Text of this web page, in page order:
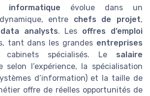
informatique évolue dans un
entre chefs de projet,
data analysts. Les offres d’emploi
tant dans les grandes entreprises
spécialisés. Le salaire
selon l’expérience, la spécialisation
d’information) et la taille de
offre de réelles opportunités de